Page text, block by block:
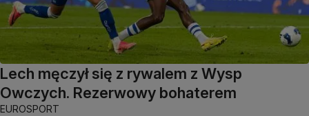
Lech męczył się z rywalem z Wysp
Owczych. Rezerwowy bohaterem
EUROSPORT